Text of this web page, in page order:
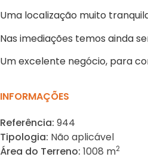
Uma localização muito
Nas imediações temos ainda
Um excelente negócio, para
INFORMAÇÕES
Referência: 944
Tipologia: Não aplicável
Área do Terreno: 1008 m2